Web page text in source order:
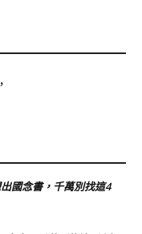
國念書，千萬別找這4